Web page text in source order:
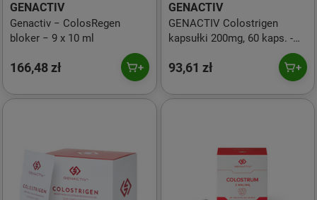
GENACTIV
Genactiv − ColosRegen
bloker − 9 x 10 ml
166,48 zł
GENACTIV
GENACTIV Colostrigen
kapsułki 200mg, 60 kaps. -
Bovinum 2h
93,61 zł